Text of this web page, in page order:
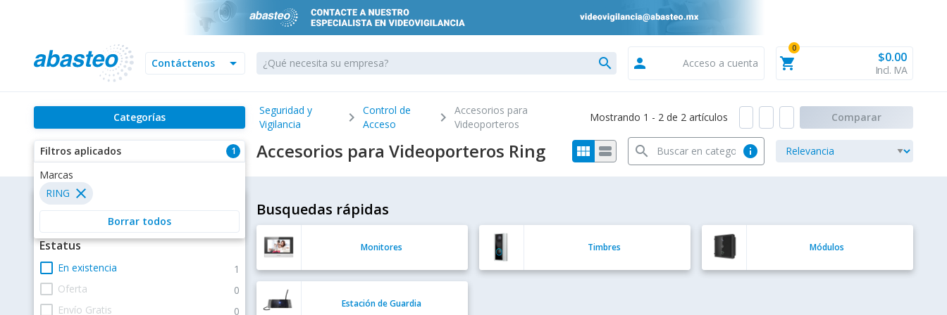
arrow_drop_down
Contáctenos search person Acceso a cuenta shopping_cart
0
$0.00
Incl. IVA
Categorías
Seguridad y
Vigilancia
chevron_right
Control de
Acceso
chevron_right
Accesorios para
Videoporteros
Mostrando 1 - 2 de 2 artículos Comparar
1
Filtros aplicados
Marcas
close
RING
Borrar todos
Accesorios para Videoporteros Ring view_module view_stream info
search
Filtros
Estatus
check_box_outline_blank En existencia 1
check_box_outline_blank Oferta 0
check_box_outline_blank Envío Gratis 0
Busquedas rápidas
Monitores Timbres Módulos
Estación de Guardia